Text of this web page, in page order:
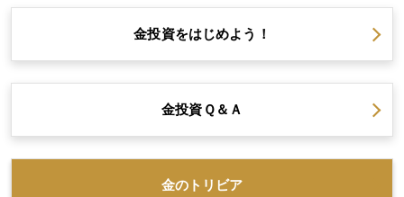
金投資をはじめよう！
金投資 Ｑ＆Ａ
金のトリビア